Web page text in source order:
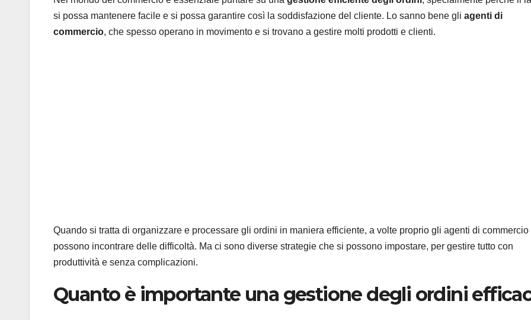
si possa mantenere facile e si possa garantire così la soddisfazione del cliente. Lo sanno bene gli agenti di
commercio, che spesso operano in movimento e si trovano a gestire molti prodotti e clienti.
Quando si tratta di organizzare e processare gli ordini in maniera efficiente, a volte proprio gli agenti di commercio
possono incontrare delle difficoltà. Ma ci sono diverse strategie che si possono impostare, per gestire tutto con
produttività e senza complicazioni.
Quanto è importante una gestione degli ordini